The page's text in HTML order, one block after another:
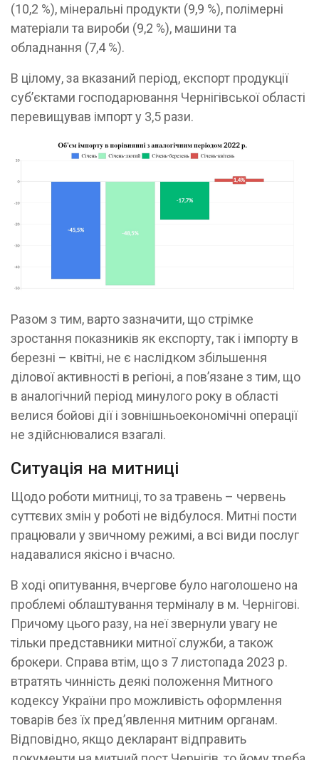
(10,2 %), мінеральні продукти (9,9 %), полімерні
матеріали та вироби (9,2 %), машини та
обладнання (7,4 %).
В цілому, за вказаний період, експорт продукції
суб’єктами господарювання Чернігівської області
перевищував імпорт у 3,5 рази.
Разом з тим, варто зазначити, що стрімке
зростання показників як експорту, так і імпорту в
березні – квітні, не є наслідком збільшення
ділової активності в регіоні, а пов’язане з тим, що
в аналогічний період минулого року в області
велися бойові дії і зовнішньоекономічні операції
не здійснювалися взагалі.
Ситуація на митниці
Щодо роботи митниці, то за травень – червень
суттєвих змін у роботі не відбулося. Митні пости
працювали у звичному режимі, а всі види послуг
надавалися якісно і вчасно.
В ході опитування, вчергове було наголошено на
проблемі облаштування терміналу в м. Чернігові.
Причому цього разу, на неї звернули увагу не
тільки представники митної служби, а також
брокери. Справа втім, що з 7 листопада 2023 р.
втратять чинність деякі положення Митного
кодексу України про можливість оформлення
товарів без їх пред’явлення митним органам.
Відповідно, якщо декларант відправить